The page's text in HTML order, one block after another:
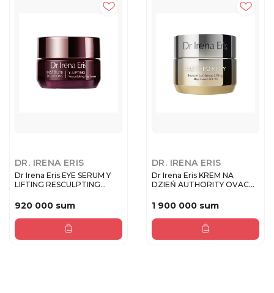
DR. IRENA ERIS
Dr Irena Eris EYE SERUM Y
LIFTING RESCULPTING
920 000 sum
DR. IRENA ERIS
Dr Irena Eris KREM NA
DZIEŃ AUTHORITY OVAC
1 900 000 sum